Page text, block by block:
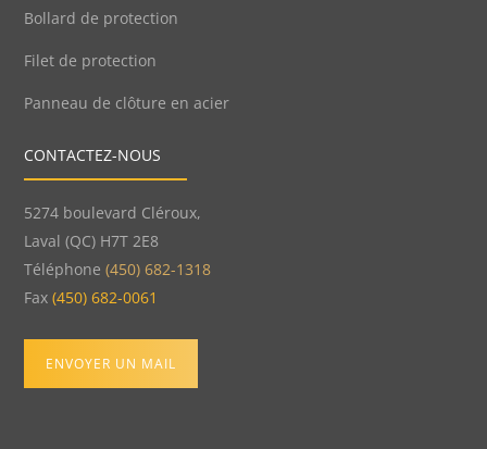
Bollard de protection
Filet de protection
Panneau de clôture en acier
CONTACTEZ-NOUS
5274 boulevard Cléroux,
Laval (QC) H7T 2E8
Téléphone(450) 682-1318
Fax(450) 682-0061
ENVOYER UN MAIL